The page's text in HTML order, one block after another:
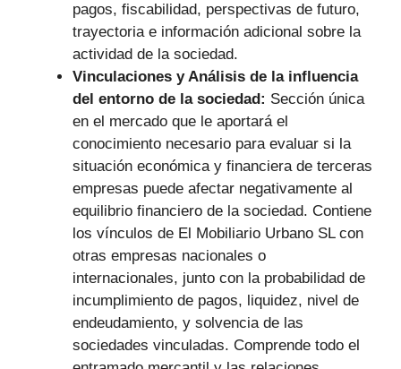
pagos, fiscabilidad, perspectivas de futuro,
trayectoria e información adicional sobre la
actividad de la sociedad.
Vinculaciones y Análisis de la influencia
del entorno de la sociedad: Sección única
en el mercado que le aportará el
conocimiento necesario para evaluar si la
situación económica y financiera de terceras
empresas puede afectar negativamente al
equilibrio financiero de la sociedad. Contiene
los vínculos de El Mobiliario Urbano SL con
otras empresas nacionales o
internacionales, junto con la probabilidad de
incumplimiento de pagos, liquidez, nivel de
endeudamiento, y solvencia de las
sociedades vinculadas. Comprende todo el